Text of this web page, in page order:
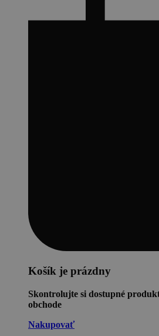
Košík je prázdny
Skontrolujte si dostupné
obchode
Nakupovať